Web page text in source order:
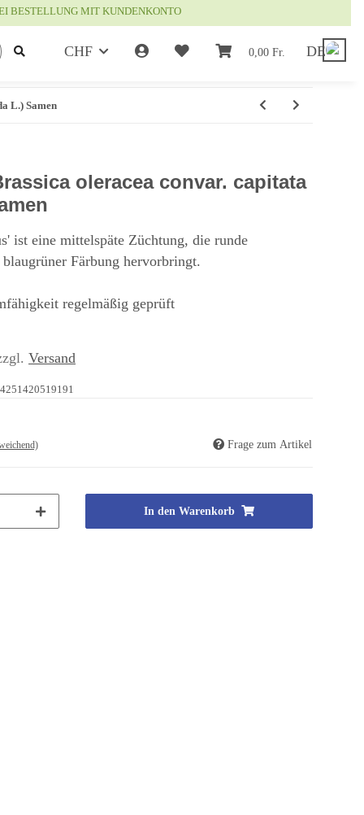
BESTELLUNG MIT KUNDENKONTO
CHF 0,00 Fr. DE
L.) Samen
oleracea convar. capitata
ist eine mittelspäte Züchtung, die runde
Färbung hervorbringt.
regelmäßig geprüft
Versand
4251420519191
Frage zum Artikel
In den Warenkorb